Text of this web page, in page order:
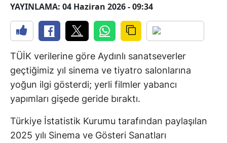
YAYINLAMA: 04 Haziran 2026 - 09:34
TÜİK verilerine göre Aydınlı sanatseverler
geçtiğimiz yıl sinema ve tiyatro salonlarına
yoğun ilgi gösterdi; yerli filmler yabancı
yapımları gişede geride bıraktı.
Türkiye İstatistik Kurumu tarafından paylaşılan
2025 yılı Sinema ve Gösteri Sanatları